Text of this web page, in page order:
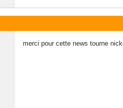
merci pour cette news tourne